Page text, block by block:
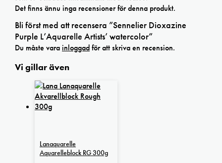
Det finns ännu inga recensioner för denna produkt.
Bli först med att recensera ”Sennelier Dioxazine
Purple L’Aquarelle Artists’ watercolor”
Du måste varainloggadför att skriva en recension.
Vi gillar även
Lanaquarelle
Aquarelleblock RG 300g